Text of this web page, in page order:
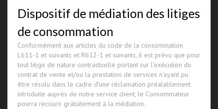
Dispositif de médiation des litiges
de consommation
Conformément aux articles du code de la consommation
L611-1 et suivants et R612-1 et suivants, il est prévu que pour
tout litige de nature contractuelle portant sur l'exécution du
contrat de vente et/ou la prestation de services n'ayant pu
être résolu dans le cadre d'une réclamation préalablement
introduite auprès de notre service client, le Consommateur
pourra recourir gratuitement à la médiation.